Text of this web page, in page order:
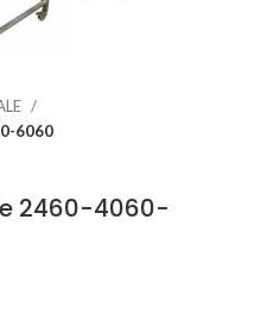
6060
2460-4060-